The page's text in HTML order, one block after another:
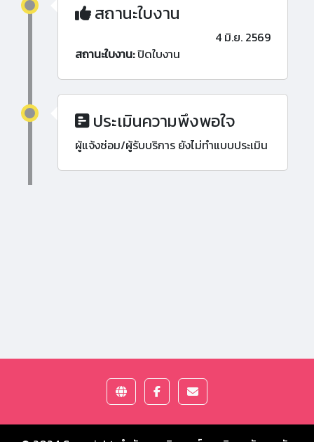
สถานะใบงาน
4 มิ.ย. 2569
สถานะใบงาน:ปิดใบงาน
ประเมินความพึงพอใจ
ผู้แจ้งซ่อม/ผู้รับบริการ ยังไม่ทำแบบประเมิน